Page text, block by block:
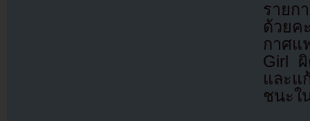
รายก
ด้วยค
กาศแ
Girl ผิ
และแ
ชนะใ